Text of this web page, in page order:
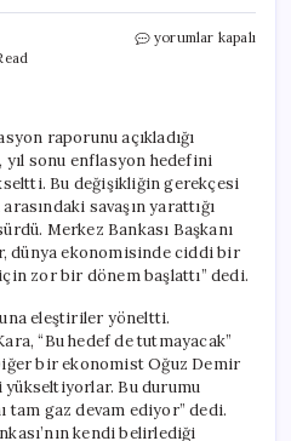
Merkez
Savaş
Gerekçe,
Ekonomik
Durum
Endişe
Verici
için
yorumlar kapalı
raporunu açıkladığı
yıl sonu enflasyon hedefini
Bu değişikliğin gerekçesi
savaşın yarattığı
Merkez Bankası Başkanı
dünya ekonomisinde ciddi bir
zor bir dönem başlattı” dedi.
eleştiriler yöneltti.
“Bu hedef de tutmayacak”
bir ekonomist Oğuz Demir
Bu durumu
tam gaz devam ediyor” dedi.
kendi belirlediği